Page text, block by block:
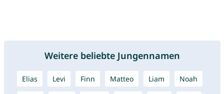
Weitere beliebte Jungennamen
Elias Levi Finn Matteo Liam Noah